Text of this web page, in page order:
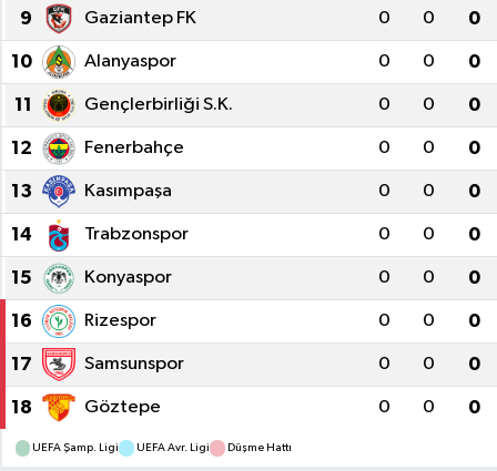
9 Gaziantep FK 0 0 0
10 Alanyaspor 0 0 0
11 Gençlerbirliği S.K. 0 0 0
12 Fenerbahçe 0 0 0
13 Kasımpaşa 0 0 0
14 Trabzonspor 0 0 0
15 Konyaspor 0 0 0
16 Rizespor 0 0 0
17 Samsunspor 0 0 0
18 Göztepe 0 0 0
UEFA Şamp. Ligi UEFA Avr. Ligi Düşme Hattı